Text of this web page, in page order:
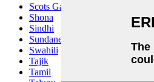
Scots Gaelic
Shona
Sindhi
Sundanese
Swahili
Tajik
Tamil